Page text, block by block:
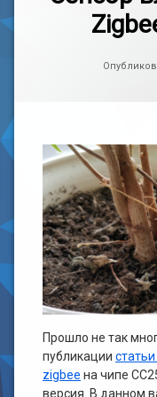
Прошло не так
публикации
zigbee на чипе
версия. В данном